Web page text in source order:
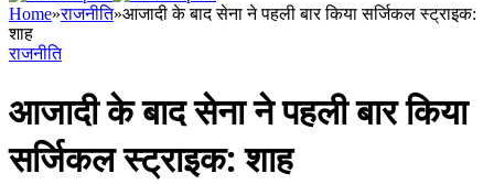
Home»राजनीति»आजादी के बाद सेना ने पहली बार किया सर्जिकल स्ट्राइक:
शाह
राजनीति
आजादी के बाद सेना ने पहली बार किया
सर्जिकल स्ट्राइक: शाह